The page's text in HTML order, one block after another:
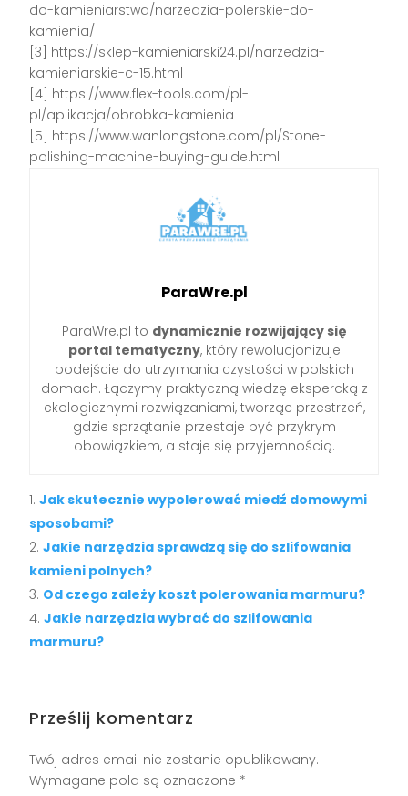
do-kamieniarstwa/narzedzia-polerskie-do-
kamienia/
[3] https://sklep-kamieniarski24.pl/narzedzia-
kamieniarskie-c-15.html
[4] https://www.flex-tools.com/pl-
pl/aplikacja/obrobka-kamienia
[5] https://www.wanlongstone.com/pl/Stone-
polishing-machine-buying-guide.html
ParaWre.pl
ParaWre.pl to dynamicznie rozwijający się
portal tematyczny, który rewolucjonizuje
podejście do utrzymania czystości w polskich
domach. Łączymy praktyczną wiedzę ekspercką z
ekologicznymi rozwiązaniami, tworząc przestrzeń,
gdzie sprzątanie przestaje być przykrym
obowiązkiem, a staje się przyjemnością.
Jak skutecznie wypolerować miedź domowymi
sposobami?
Jakie narzędzia sprawdzą się do szlifowania
kamieni polnych?
Od czego zależy koszt polerowania marmuru?
Jakie narzędzia wybrać do szlifowania
marmuru?
Prześlij komentarz
Twój adres email nie zostanie opublikowany.
Wymagane pola są oznaczone *